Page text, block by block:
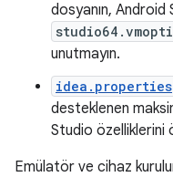
dosyanın, Android
unutmayın.
idea.properties
desteklenen
Studio özelliklerini
Emülatör ve cihaz